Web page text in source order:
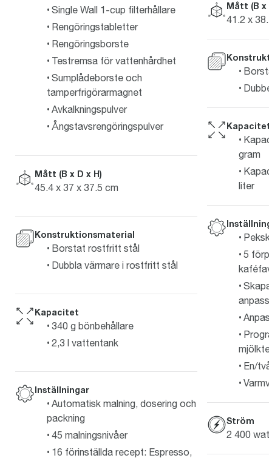
Single Wall 1-cup filterhållare
Rengöringstabletter
Rengöringsborste
Testremsa för vattenhårdhet
Sumplådeborste och
tamperfrigörarmagnet
Avkalkningspulver
Ångstavsrengöringspulver
Mått (B x D x H)
45.4 x 37 x 37.5 cm
Konstruktionsmaterial
Borstat rostfritt stål
Dubbla värmare i rostfritt stål
Kapacitet
340 g bönbehållare
2,3 l vattentank
Inställningar
Automatisk malning, dosering och
packning
45 malningsnivåer
16 förinställda recept: Espresso,
Mått (B x
41.2 x
Kapacitet
gram
liter
5
En/
Ström
2 400